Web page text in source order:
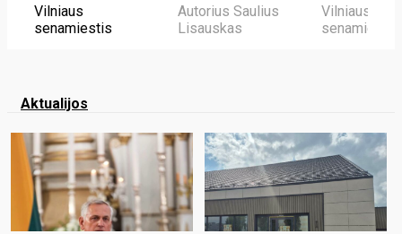
Vilniaus
senamiestis
Autorius Saulius
Lisauskas
Vilniaus
senamiestis
Aktualijos